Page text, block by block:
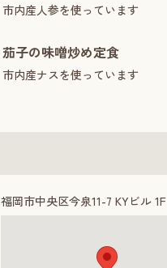
市内産人参を使っています
茄子の味噌炒め定食
市内産ナスを使っています
福岡市中央区今泉11-7 KYビル 1F